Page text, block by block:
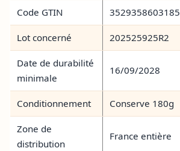
Code GTIN 3529358603185
Lot concerné 202525925R2
Date de durabilité
minimale
16/09/2028
Conditionnement Conserve 180g
Zone de
distribution
France entière